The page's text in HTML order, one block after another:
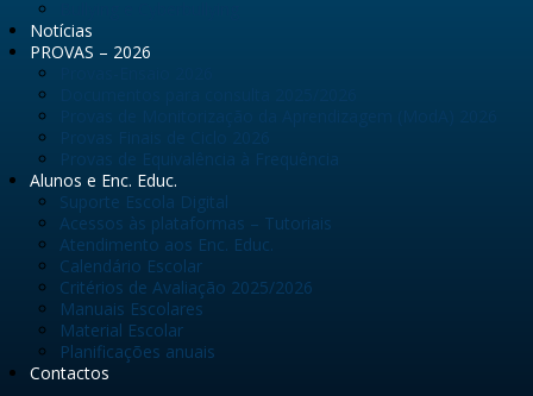
Notícias
PROVAS – 2026
Provas de Equivalência à Frequência
Alunos e Enc. Educ.
Suporte Escola Digital
Acessos às plataformas – Tutoriais
Atendimento aos Enc. Educ.
Calendário Escolar
Critérios de Avaliação 2025/2026
Manuais Escolares
Material Escolar
Planificações anuais
Contactos